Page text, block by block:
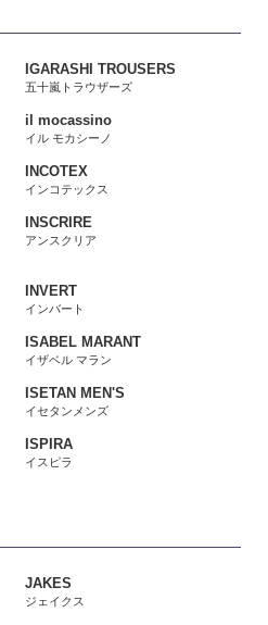
IGARASHI TROUSERS
五十嵐トラウザーズ
il mocassino
イル モカシーノ
INCOTEX
インコテックス
INSCRIRE
アンスクリア
INVERT
インバート
ISABEL MARANT
イザベル マラン
ISETAN MEN'S
イセタンメンズ
ISPIRA
イスピラ
JAKES
ジェイクス